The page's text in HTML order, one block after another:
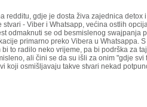
redditu, gdje je dosta živa zajednica
- Viber i Whatsapp, većina ostlih
odmaknuti se od besmislenog swajpanja
primarno preko Vibera u Whatsappa.
to radilo neko vrijeme, pa bi podrška za
ali čini se da su išli za onim "gdje
koji osmišljavaju takve stvari nekad